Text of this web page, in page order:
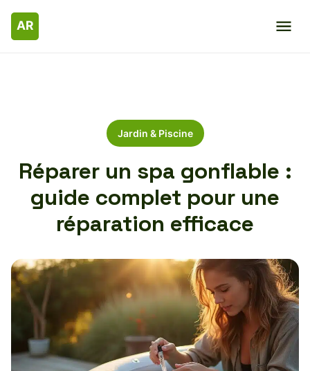
Jardin & Piscine
Réparer un spa gonflable :
guide complet pour une
réparation efficace